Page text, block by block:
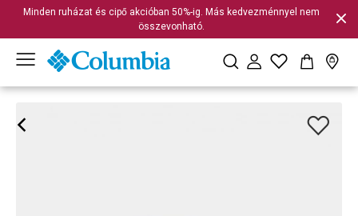
Minden ruházat és cipő akcióban 50%-ig. Más kedvezménnyel nem
összevonható.